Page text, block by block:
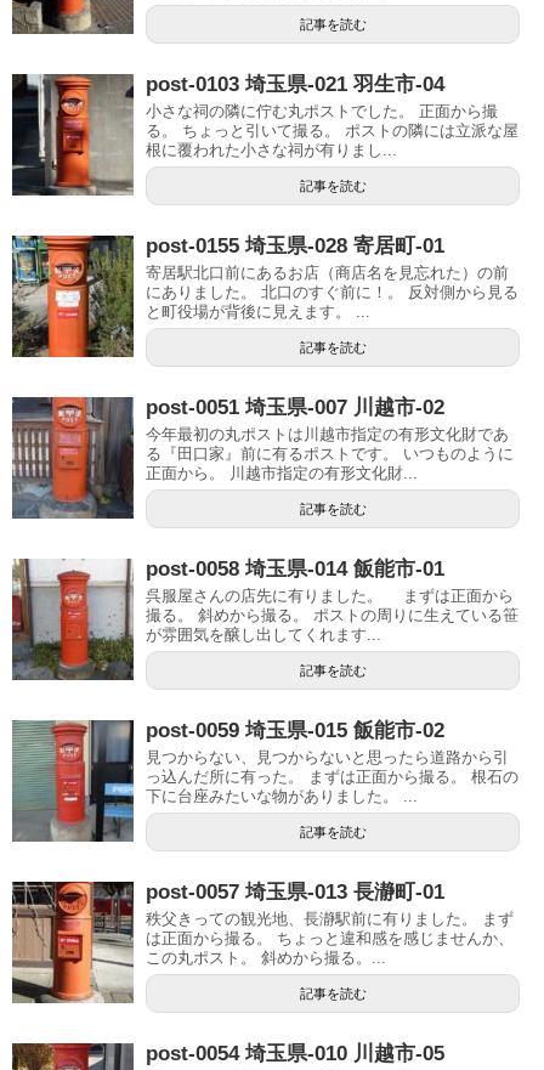
記事を読む
post-0103 埼玉県-021 羽生市-04
小さな祠の隣に佇む丸ポストでした。 正面から撮
る。 ちょっと引いて撮る。 ポストの隣には立派な屋
根に覆われた小さな祠が有りまし...
記事を読む
post-0155 埼玉県-028 寄居町-01
寄居駅北口前にあるお店（商店名を見忘れた）の前
にありました。 北口のすぐ前に！。 反対側から見る
と町役場が背後に見えます。 ...
記事を読む
post-0051 埼玉県-007 川越市-02
今年最初の丸ポストは川越市指定の有形文化財であ
る『田口家』前に有るポストです。 いつものように
正面から。 川越市指定の有形文化財...
記事を読む
post-0058 埼玉県-014 飯能市-01
呉服屋さんの店先に有りました。 まずは正面から
撮る。 斜めから撮る。 ポストの周りに生えている笹
が雰囲気を醸し出してくれます...
記事を読む
post-0059 埼玉県-015 飯能市-02
見つからない、見つからないと思ったら道路から引
っ込んだ所に有った。 まずは正面から撮る。 根石の
下に台座みたいな物がありました。 ...
記事を読む
post-0057 埼玉県-013 長瀞町-01
秩父きっての観光地、長瀞駅前に有りました。 まず
は正面から撮る。 ちょっと違和感を感じませんか、
この丸ポスト。 斜めから撮る。...
記事を読む
post-0054 埼玉県-010 川越市-05